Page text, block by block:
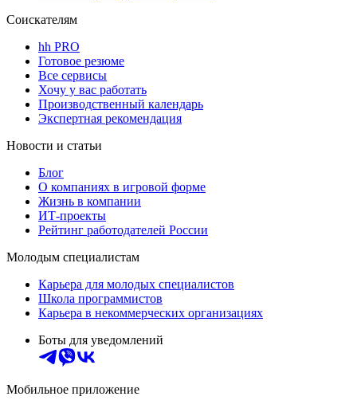
Соискателям
hh PRO
Готовое резюме
Все сервисы
Хочу у вас работать
Производственный календарь
Экспертная рекомендация
Новости и статьи
Блог
О компаниях в игровой форме
Жизнь в компании
ИТ-проекты
Рейтинг работодателей России
Молодым специалистам
Карьера для молодых специалистов
Школа программистов
Карьера в некоммерческих организациях
Боты для уведомлений
Мобильное приложение